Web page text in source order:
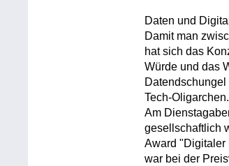
Daten und
Damit man
hat sich das
Würde und das
Tech-Oligarchen.
Am
gesellschaftlich
Award "Digitaler
war bei der